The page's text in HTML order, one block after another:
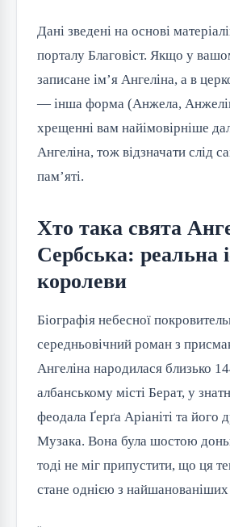
Дані зведені на основі
порталу Благовіст. Якщо у
записане ім’я Ангеліна, а в
— інша форма (Анжела,
хрещенні вам найімовірніше
Ангеліна, тож відзначати слід
пам’яті.
Хто така свята
Сербська: реальна
королеви
Біографія небесної
середньовічний роман з
Ангеліна народилася близько
албанському місті Берат, у
феодала Ґерґа Аріаніті та його
Музака. Вона була шостою
тоді не міг припустити, що ця
стане однією з